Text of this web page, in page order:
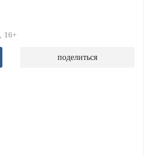
16+
поделиться